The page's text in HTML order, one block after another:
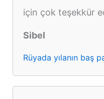
için çok teşekkür
Sibel
Rüyada yılanın baş